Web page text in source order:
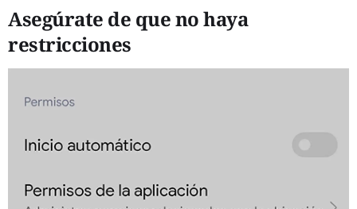
Asegúrate de que no haya
restricciones